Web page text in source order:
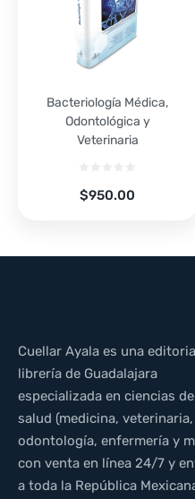
Bacteriología Médica,
Odontológica y
Veterinaria
$950.00
Cuellar Ayala es una
librería de Guadalajara
especializada en ciencias
salud (medicina, veterinaria,
odontología, enfermería y
con venta en línea 24/7 y
a toda la República